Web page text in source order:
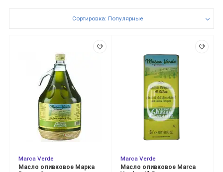
Сортировка: Популярные
Marca Verde
Масло оливковое Марка
Marca Verde
Масло оливковое Marca